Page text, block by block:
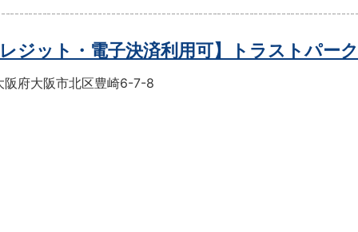
レジット・電子決済利用可】トラストパー
阪府大阪市北区豊崎6-7-8